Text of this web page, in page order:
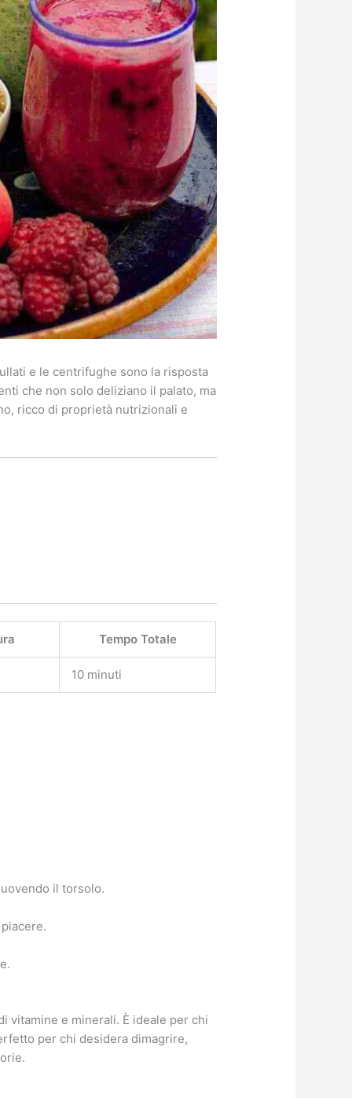
e le centrifughe sono la risposta
che non solo deliziano il palato, ma
ricco di proprietà nutrizionali e
Tempo Totale
10 minuti
il torsolo.
vitamine e minerali. È ideale per chi
per chi desidera dimagrire,